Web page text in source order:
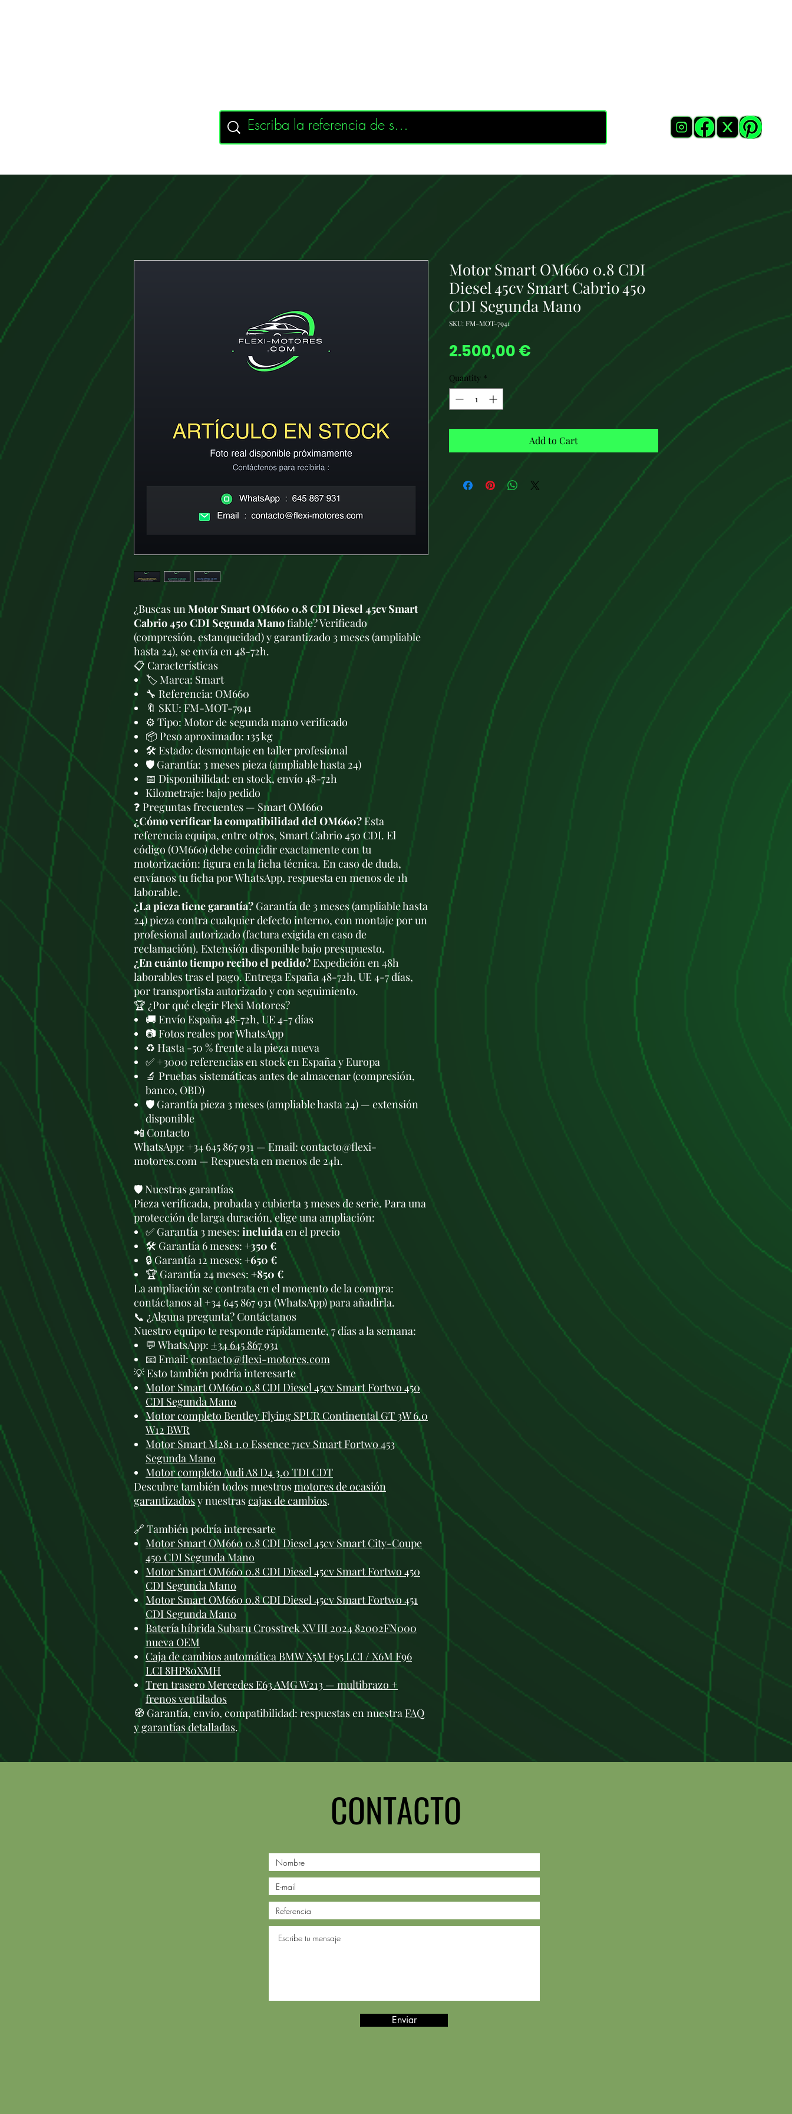
¿Buscas unMotor Smart OM660 0.8 CDI Diesel 45cv Smart
Cabrio 450 CDI Segunda Manofiable? Verificado
(compresión, estanqueidad) y garantizado 3 meses (ampliable
hasta 24), se envía en 48-72h.
📋 Características
🏷️ Marca: Smart
🔧 Referencia: OM660
🔖 SKU: FM-MOT-7941
⚙️ Tipo: Motor de segunda mano verificado
📦 Peso aproximado: 135 kg
🛠 Estado: desmontaje en taller profesional
🛡️ Garantía: 3 meses pieza (ampliable hasta 24)
📅 Disponibilidad: en stock, envío 48-72h
Kilometraje: bajo pedido
❓ Preguntas frecuentes — Smart OM660
¿Cómo verificar la compatibilidad del OM660?Esta
referencia equipa, entre otros, Smart Cabrio 450 CDI. El
código (OM660) debe coincidir exactamente con tu
motorización: figura en la ficha técnica. En caso de duda,
envíanos tu ficha por WhatsApp, respuesta en menos de 1h
laborable.
¿La pieza tiene garantía? Garantía de 3 meses (ampliable hasta
24) pieza contra cualquier defecto interno, con montaje por un
profesional autorizado (factura exigida en caso de
reclamación). Extensión disponible bajo presupuesto.
¿En cuánto tiempo recibo el pedido? Expedición en 48h
laborables tras el pago. Entrega España 48-72h, UE 4-7 días,
por transportista autorizado y con seguimiento.
🏆 ¿Por qué elegir Flexi Motores?
🚚 Envío España 48-72h, UE 4-7 días
📷 Fotos reales por WhatsApp
♻️ Hasta -50 % frente a la pieza nueva
✅ +3000 referencias en stock en España y Europa
🔬 Pruebas sistemáticas antes de almacenar (compresión,
banco, OBD)
🛡️ Garantía pieza 3 meses (ampliable hasta 24) — extensión
disponible
📲 Contacto
WhatsApp: +34 645 867 931 — Email: contacto@flexi-
motores.com — Respuesta en menos de 24h.
🛡️ Nuestras garantías
Pieza verificada, probada y cubierta 3 meses de serie. Para una
protección de larga duración, elige una ampliación:
✅ Garantía 3 meses: incluidaen el precio
🛠️ Garantía 6 meses: +350 €
🔒 Garantía 12 meses: +650 €
🏆 Garantía 24 meses: +850 €
La ampliación se contrata en el momento de la compra:
contáctanos al +34 645 867 931 (WhatsApp) para añadirla.
📞 ¿Alguna pregunta? Contáctanos
Nuestro equipo te responde rápidamente, 7 días a la semana:
💬 WhatsApp: +34 645 867 931
📧 Email:contacto@flexi-motores.com
💡 Esto también podría interesarte
Motor Smart OM660 0.8 CDI Diesel 45cv Smart Fortwo 450
CDI Segunda Mano
Motor completo Bentley Flying SPUR Continental GT 3W 6.0
W12 BWR
Motor Smart M281 1.0 Essence 71cv Smart Fortwo 453
Segunda Mano
Motor completo Audi A8 D4 3.0 TDI CDT
Descubre también todos nuestrosmotores de ocasión
garantizadosy nuestrascajas de cambios.
🔗 También podría interesarte
Motor Smart OM660 0.8 CDI Diesel 45cv Smart City-Coupe
450 CDI Segunda Mano
Motor Smart OM660 0.8 CDI Diesel 45cv Smart Fortwo 450
CDI Segunda Mano
Motor Smart OM660 0.8 CDI Diesel 45cv Smart Fortwo 451
CDI Segunda Mano
Batería híbrida Subaru Crosstrek XV III 2024 82002FN000
nueva OEM
Caja de cambios automática BMW X5M F95 LCI / X6M F96
LCI 8HP80XMH
Tren trasero Mercedes E63 AMG W213 — multibrazo +
frenos ventilados
🧭 Garantía, envío, compatibilidad: respuestas en nuestra FAQ
y garantías detalladas.
Motor Smart OM660 0.8 CDI
Diesel 45cv Smart Cabrio 450
CDI Segunda Mano
SKU: FM-MOT-7941
2.500,00 €
Quantity *
Add to Cart
CONTACTO
Enviar